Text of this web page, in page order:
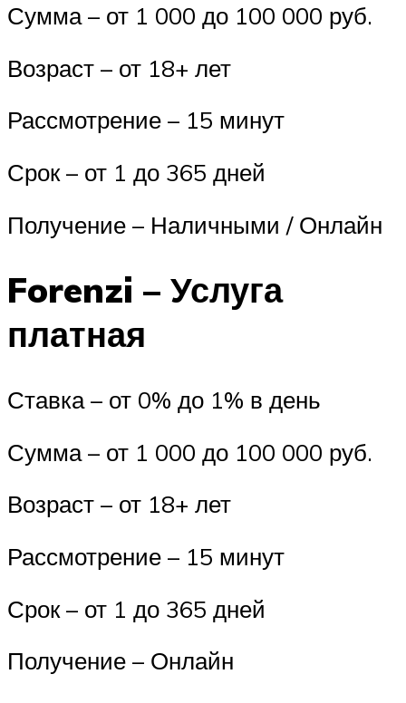
Сумма – от 1 000 до 100 000 руб.
Возраст – от 18+ лет
Рассмотрение – 15 минут
Срок – от 1 до 365 дней
Получение – Наличными / Онлайн
Forenzi – Услуга
платная
Ставка – от 0% до 1% в день
Сумма – от 1 000 до 100 000 руб.
Возраст – от 18+ лет
Рассмотрение – 15 минут
Срок – от 1 до 365 дней
Получение – Онлайн